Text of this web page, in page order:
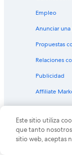
Empleo
Anunciar
Propuestas
Relaciones
Publicidad
Affiliate
Este sitio utiliza
que tanto
sitio web, aceptas